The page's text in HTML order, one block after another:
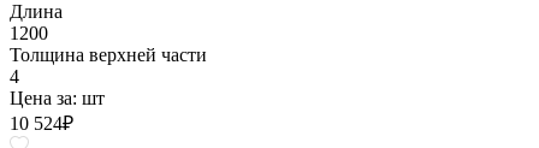
Длина
1200
Толщина верхней части
4
Цена за: шт
10 524₽